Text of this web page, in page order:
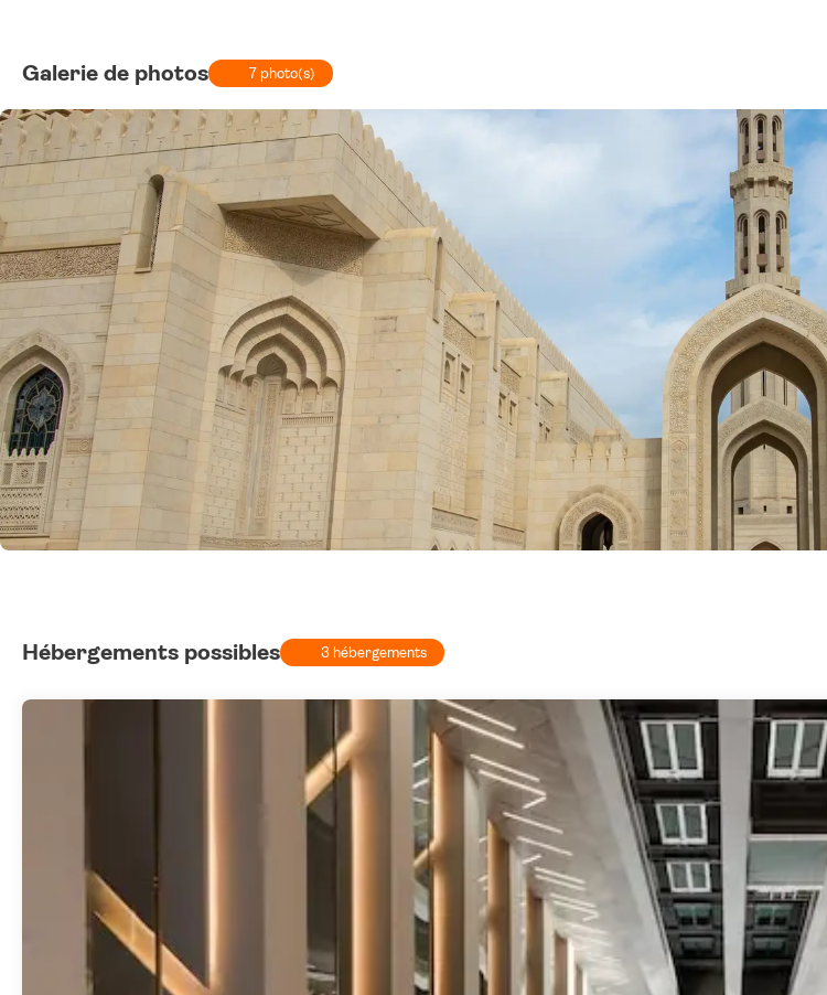
Galerie de photos 7 photo(s)
Hébergements possibles 3 hébergements